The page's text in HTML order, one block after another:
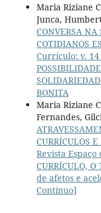
Maria Riziane
Junca,
CONVERSA NA
COTIDIANOS
Currículo: v. 14
BONITA
Maria Riziane
Fernandes,
CURRÍCULOS
Revista
CURRÍCULO, O
de afetos e
Contínuo]